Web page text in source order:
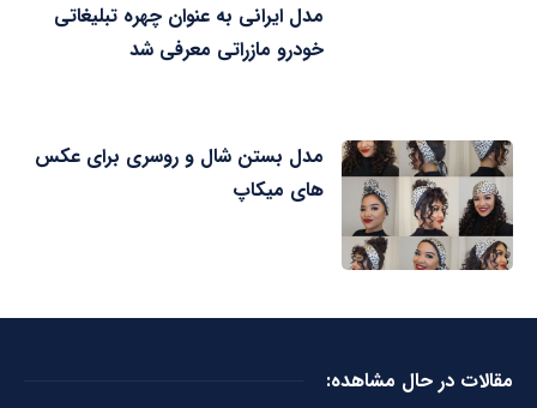
مدل ایرانی به عنوان چهره تبلیغاتی
خودرو مازراتی معرفی شد
مدل بستن شال و روسری برای عکس
های میکاپ
مقالات در حال مشاهده: